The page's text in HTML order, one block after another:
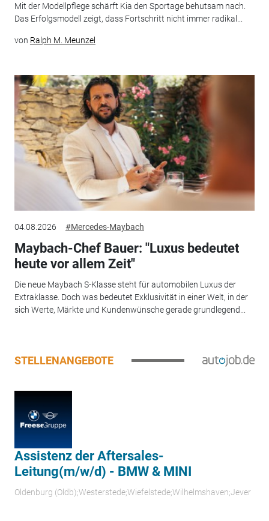
Mit der Modellpflege schärft Kia den Sportage behutsam nach.
Das Erfolgsmodell zeigt, dass Fortschritt nicht immer radikal...
von Ralph M. Meunzel
04.08.2026 #Mercedes-Maybach
Maybach-Chef Bauer: "Luxus bedeutet
heute vor allem Zeit"
Die neue Maybach S-Klasse steht für automobilen Luxus der
Extraklasse. Doch was bedeutet Exklusivität in einer Welt, in der
sich Werte, Märkte und Kundenwünsche gerade grundlegend...
STELLENANGEBOTE
Assistenz der Aftersales-
Leitung(m/w/d) - BMW & MINI
Oldenburg (Oldb);Westerstede;Wiefelstede;Wilhelmshaven;Jever